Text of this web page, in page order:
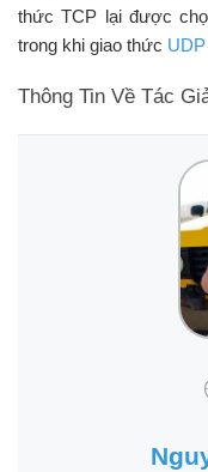
thức TCP lại được
trong khi giao thức UDP
Thông Tin Về Tác